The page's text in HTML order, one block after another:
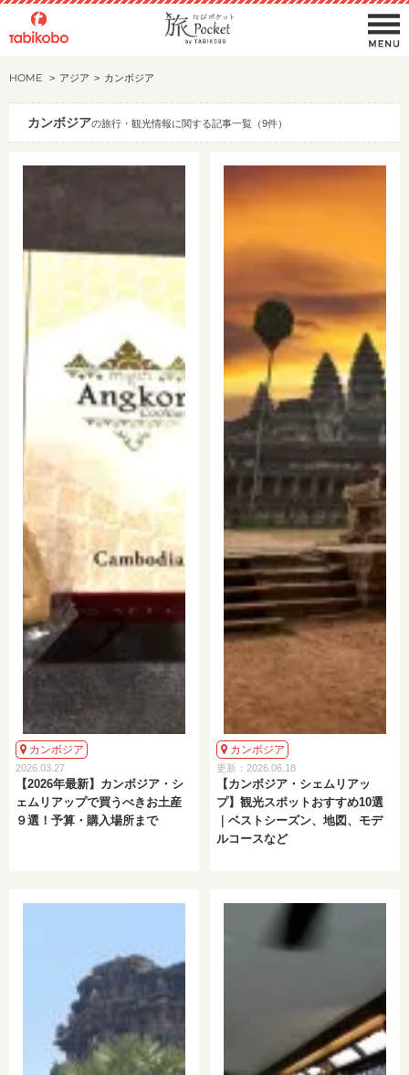
HOME アジア カンボジア
カンボジアの旅行・観光情報に関する記事一覧（9件）
カンボジア
2026.03.27
【2026年最新】カンボジア・シ
ェムリアップで買うべきお土産
９選！予算・購入場所まで
カンボジア
更新：2026.06.18
【カンボジア・シェムリアッ
プ】観光スポットおすすめ10選
｜ベストシーズン、地図、モデ
ルコースなど